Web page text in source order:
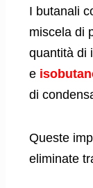
I butanali
miscela di
quantità di
e
di
Queste
eliminate